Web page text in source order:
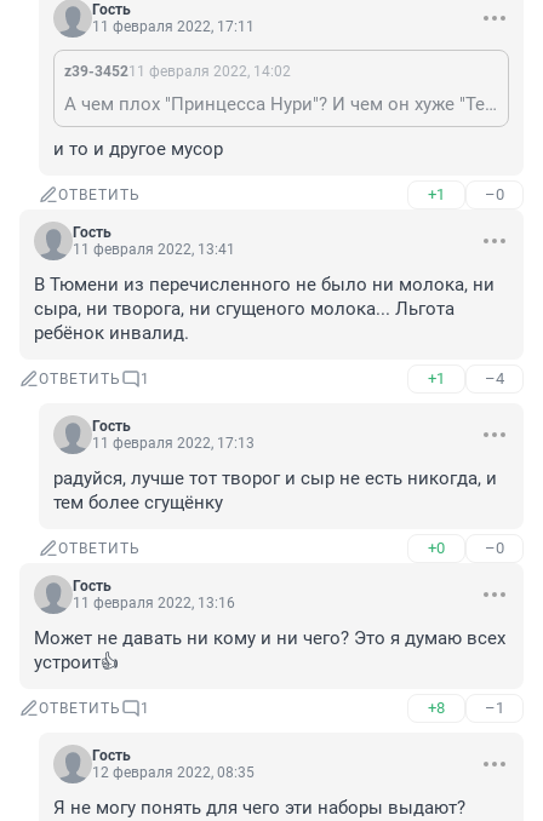
Гость
11 февраля 2022, 17:11
z39-345211 февраля 2022, 14:02
А чем плох "Принцесса Нури"? И чем он хуже "Тесс" или "Липтона"?
и то и другое мусор
ОТВЕТИТЬ +1 –0
Гость
11 февраля 2022, 13:41
В Тюмени из перечисленного не было ни молока, ни
сыра, ни творога, ни сгущеного молока... Льгота
ребёнок инвалид.
ОТВЕТИТЬ 1 +1 –4
Гость
11 февраля 2022, 17:13
радуйся, лучше тот творог и сыр не есть никогда, и
тем более сгущёнку
ОТВЕТИТЬ +0 –0
Гость
11 февраля 2022, 13:16
Может не давать ни кому и ни чего? Это я думаю всех
устроит👍
ОТВЕТИТЬ 1 +8 –1
Гость
12 февраля 2022, 08:35
Я не могу понять для чего эти наборы выдают?